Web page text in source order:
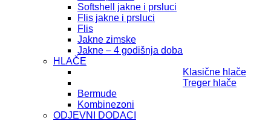
Softshell jakne i prsluci
Flis jakne i prsluci
Flis
Jakne zimske
Jakne – 4 godišnja doba
HLAČE
Klasične hlače
Treger hlače
Bermude
Kombinezoni
ODJEVNI DODACI